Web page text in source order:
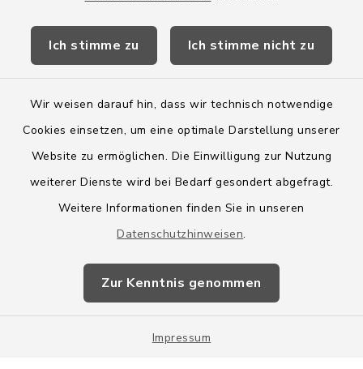
Ich stimme zu Ich stimme nicht zu
Wir weisen darauf hin, dass wir technisch notwendige
Cookies einsetzen, um eine optimale Darstellung unserer
Website zu ermöglichen. Die Einwilligung zur Nutzung
weiterer Dienste wird bei Bedarf gesondert abgefragt.
Weitere Informationen finden Sie in unseren
Datenschutzhinweisen.
Zur Kenntnis genommen
Impressum
Wege-Zweckverband
Barrierefreiheit
Impressum
Sitemap